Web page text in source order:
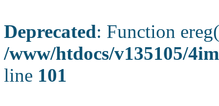
Deprecated: Function
/www/htdocs/v135105/
line 101